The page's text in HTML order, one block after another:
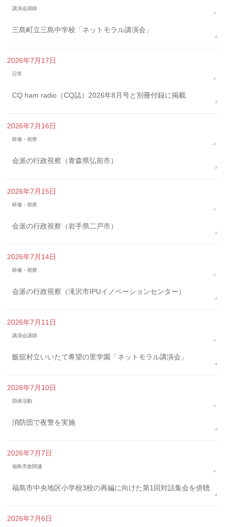
講演会講師
三島町立三島中学校「ネットモラル講演会」
2026年7月17日
日常
CQ ham radio（CQ誌）2026年8月号と別冊付録に掲載
2026年7月16日
研修・視察
会派の行政視察（青森県弘前市）
2026年7月15日
研修・視察
会派の行政視察（岩手県二戸市）
2026年7月14日
研修・視察
会派の行政視察（滝沢市IPUイノベーションセンター）
2026年7月11日
講演会講師
飯舘村立いいたて希望の里学園「ネットモラル講演会」
2026年7月10日
団体活動
消防団で夜警を実施
2026年7月7日
福島市政関連
福島市中央地区小学校3校の再編に向けた第1回対話集会を傍聴
2026年7月6日